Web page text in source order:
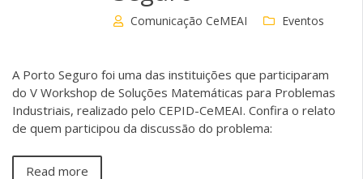
Comunicação CeMEAI Eventos
A Porto Seguro foi uma das instituições que participaram
do V Workshop de Soluções Matemáticas para Problemas
Industriais, realizado pelo CEPID-CeMEAI. Confira o relato
de quem participou da discussão do problema:
Read more